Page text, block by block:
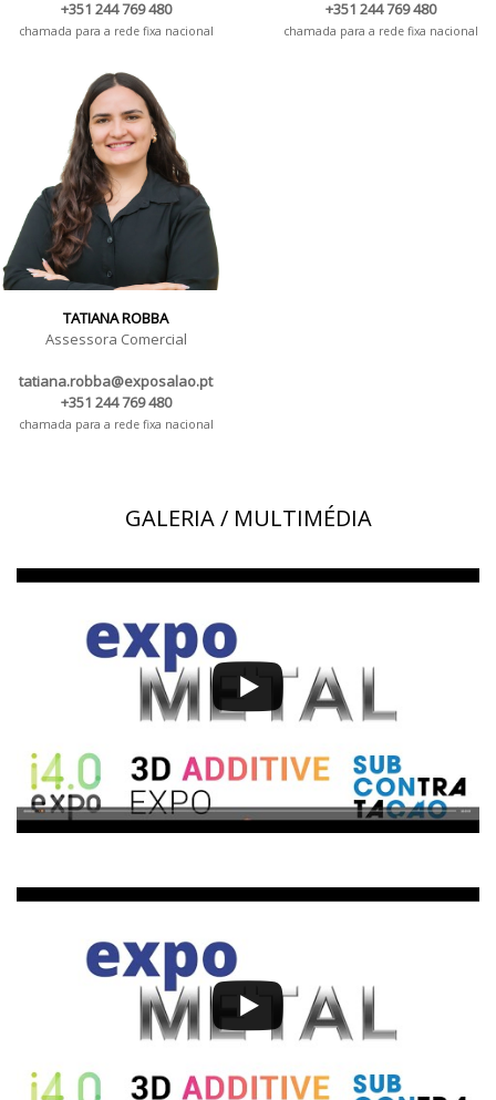
+351 244 769 480
chamada para a rede fixa nacional
+351 244 769 480
chamada para a rede fixa nacional
TATIANA ROBBA
Assessora Comercial
tatiana.robba@exposalao.pt
+351 244 769 480
chamada para a rede fixa nacional
GALERIA / MULTIMÉDIA